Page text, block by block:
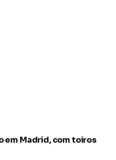
em Madrid, com toiros